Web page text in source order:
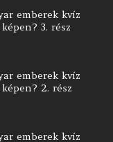
emberek kvíz
3. rész
emberek kvíz
2. rész
emberek kvíz